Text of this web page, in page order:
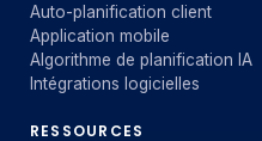
Auto-planification client
Application mobile
Algorithme de planification IA
Intégrations logicielles
RESSOURCES